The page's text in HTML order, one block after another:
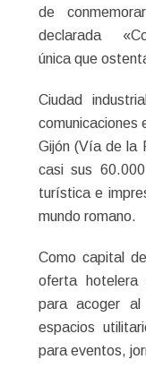
de
declarada
única que
Ciudad
comunicaciones
Gijón (Vía de la
casi sus
turística e
mundo romano.
Como capital
oferta hotelera
para acoger al
espacios
para eventos,